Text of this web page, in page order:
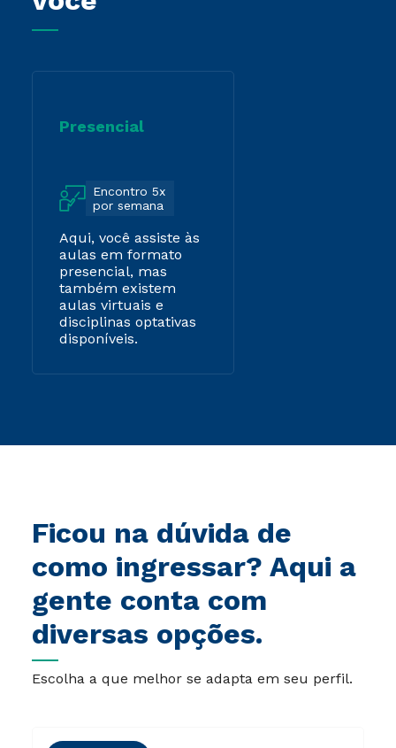
Presencial
Encontro 5x
por semana
Aqui, você assiste às
aulas em formato
presencial, mas
também existem
aulas virtuais e
disciplinas optativas
disponíveis.
Ficou na dúvida de
como ingressar? Aqui a
gente conta com
diversas opções.
Escolha a que melhor se adapta em seu perfil.